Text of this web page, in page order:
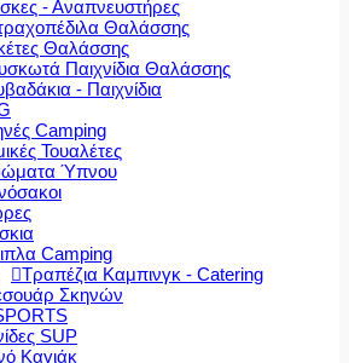
- Αναπνευστήρες
Θαλάσσης
Θαλάσσης
Παιχνίδια Θαλάσσης
- Παιχνίδια
Camping
Τουαλέτες
Ύπνου
Camping
Τραπέζια Καμπινγκ - Catering
Σκηνών
SUP
Καγιάκ